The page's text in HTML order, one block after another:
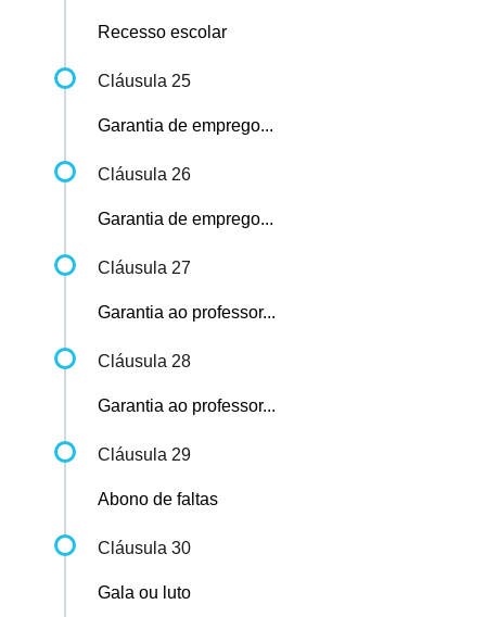
Recesso escolar
Cláusula 25
Garantia de emprego...
Cláusula 26
Garantia de emprego...
Cláusula 27
Garantia ao professor...
Cláusula 28
Garantia ao professor...
Cláusula 29
Abono de faltas
Cláusula 30
Gala ou luto